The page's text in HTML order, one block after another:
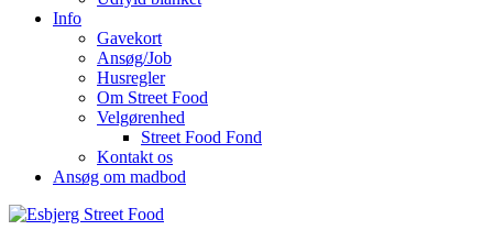
Info
Gavekort
Ansøg/Job
Husregler
Om Street Food
Velgørenhed
Street Food Fond
Kontakt os
Ansøg om madbod